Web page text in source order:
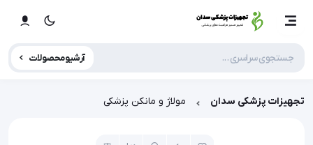
آرشیو محصولات
تجهیزات پزشکی سدان مولاژ و مانکن پزشکی